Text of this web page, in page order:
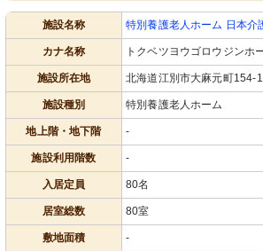
施設名称 特別養護老人ホーム 日本介
カナ名称 トクベツヨウゴロウジンホ
施設所在地 北海道江別市大麻元町154-
施設種別 特別養護老人ホーム
地上階・地下階 -
施設利用階数 -
入居定員 80名
居室総数 80室
敷地面積 -